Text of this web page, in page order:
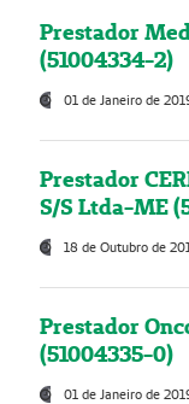
Prestador
(51004334-2)
01 de Janeiro de
Prestador
S/S Ltda-ME
18 de Outubro de
Prestador
(51004335-0)
01 de Janeiro de